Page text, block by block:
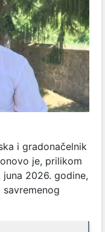
i gradonačelnik
je, prilikom
2026. godine,